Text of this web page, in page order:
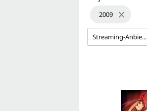
2009
Streaming-Anbie...